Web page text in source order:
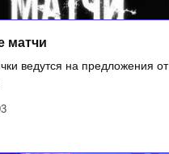
матчи
ведутся на предложения от